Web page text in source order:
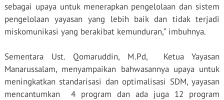
sebagai upaya untuk menerapkan pengelolaan dan sistem
pengelolaan yayasan yang lebih baik dan tidak terjadi
miskomunikasi yang berakibat kemunduran,” imbuhnya.
Sementara Ust. Qomaruddin, M.Pd,
Ketua Yayasan
Manarussalam, menyampaikan bahwasannya upaya untuk
meningkatkan standarisasi dan optimalisasi SDM, yayasan
mencantumkan
4 program dan ada juga 12 program